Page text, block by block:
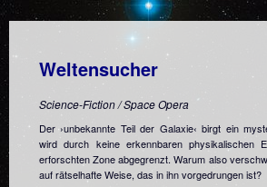
Weltensucher
Science-Fiction / Space Opera
Der ›unbekannte Teil der Galaxie‹ birgt ein
wird durch keine erkennbaren physikalischen
erforschten Zone abgegrenzt. Warum also
auf rätselhafte Weise, das in ihn vorgedrungen ist?